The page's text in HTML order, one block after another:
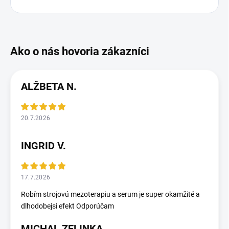
ALŽBETA N.
20.7.2026
INGRID V.
17.7.2026
Robím strojovú mezoterapiu a serum je super okamžité a
dlhodobejsi efekt Odporúčam